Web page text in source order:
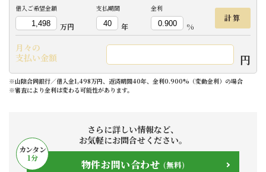
借入ご希望金額
万円
支払期間
年
金利
%
計算
月々の
支払い金額
円
※山陰合同銀行／借入金1,498万円、返済期間40年、金利0.900%（変動金利）の場合
※審査により金利は変わる可能性があります。
さらに詳しい情報など、
お気軽にお問合せください。
カンタン
1分
物件お問い合わせ (無料)